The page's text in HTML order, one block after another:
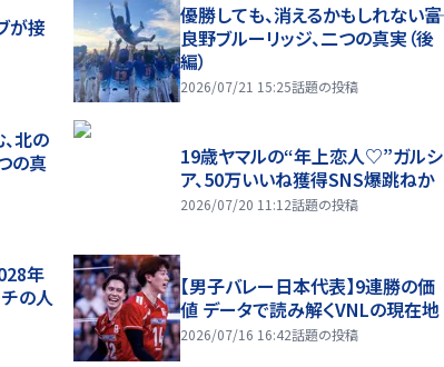
が接
優勝しても、消えるかもしれない――富
良野ブルーリッジ、二つの真実（後
編）
2026/07/21 15:25話題の投稿
北の
の真
19歳ヤマルの“年上恋人♡”ガルシ
ア、50万いいね獲得SNS爆跳ねか
2026/07/20 11:12話題の投稿
年
の人
【男子バレー日本代表】9連勝の価
値 データで読み解くVNLの現在地
2026/07/16 16:42話題の投稿